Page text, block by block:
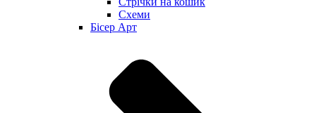
Схеми
Бісер Арт